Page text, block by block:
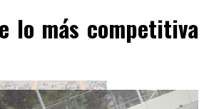
lo más competitiva